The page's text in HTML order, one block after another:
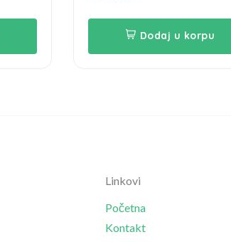
Dodaj u korpu
Linkovi
Početna
Kontakt